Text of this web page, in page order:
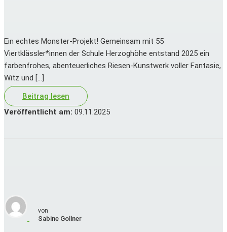
Ein echtes Monster-Projekt! Gemeinsam mit 55
Viertklässler*innen der Schule Herzoghöhe entstand 2025 ein
farbenfrohes, abenteuerliches Riesen-Kunstwerk voller Fantasie,
Witz und […]
Beitrag lesen
Veröffentlicht am: 09.11.2025
von
Sabine Gollner